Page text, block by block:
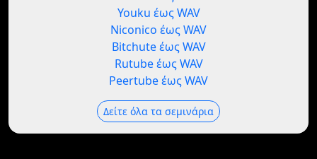
Youku έως WAV
Niconico έως WAV
Bitchute έως WAV
Rutube έως WAV
Peertube έως WAV
Δείτε όλα τα σεμινάρια